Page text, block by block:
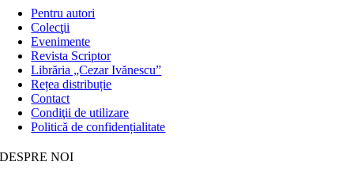
Pentru autori
Colecţii
Evenimente
Revista Scriptor
Librăria „Cezar Ivănescu”
Rețea distribuție
Contact
Condiţii de utilizare
Politică de confidențialitate
DESPRE NOI